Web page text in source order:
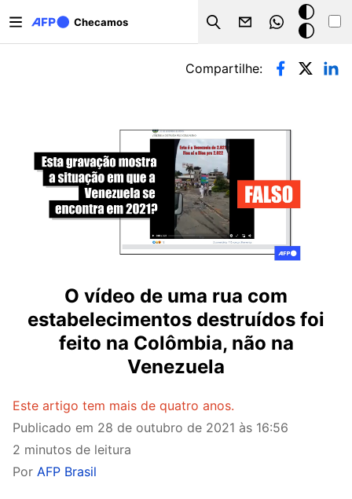
Checamos
Search
Modo
escuro
Abas primárias
Compartilhe:
O vídeo de uma rua com
estabelecimentos destruídos foi
feito na Colômbia, não na
Venezuela
Este artigo tem mais de quatro anos.
Publicado em 28 de outubro de 2021 às 16:56
2 minutos de leitura
Por AFP Brasil